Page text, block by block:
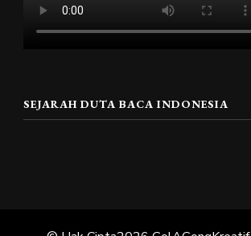
SEJARAH DUTA BACA INDONESIA